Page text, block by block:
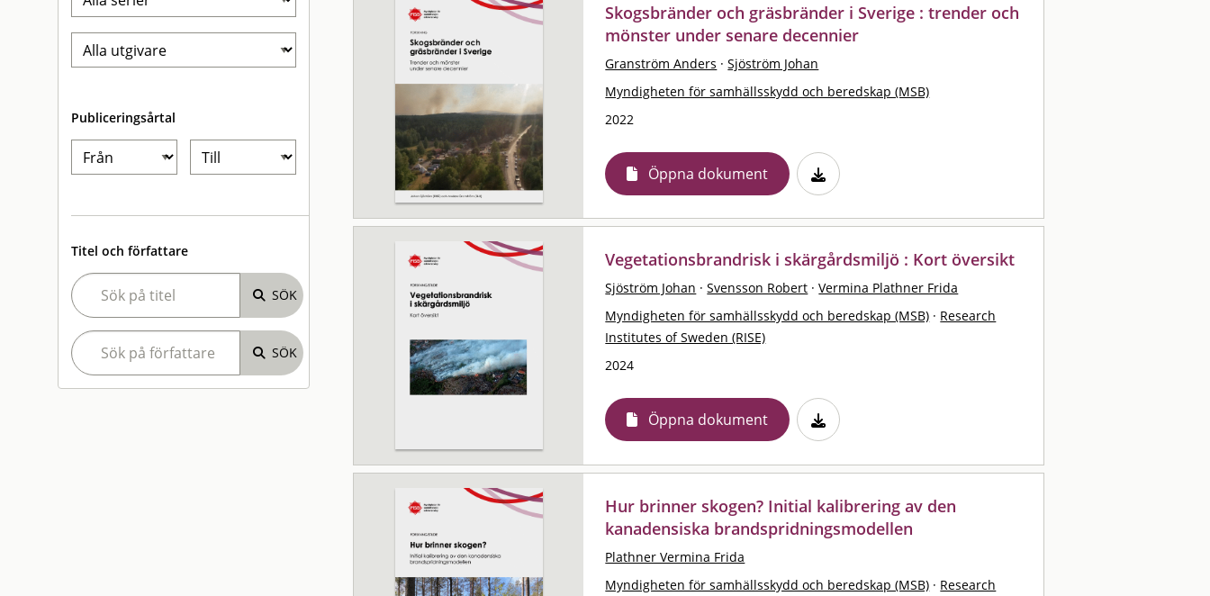
Publiceringsårtal
Titel och författare
Skogsbränder och gräsbränder i Sverige : trender och
mönster under senare decennier
Granström Anders · Sjöström Johan
Myndigheten för samhällsskydd och beredskap (MSB)
2022
Öppna dokument
Vegetationsbrandrisk i skärgårdsmiljö : Kort översikt
Sjöström Johan · Svensson Robert · Vermina Plathner Frida
Myndigheten för samhällsskydd och beredskap (MSB) · Research
Institutes of Sweden (RISE)
2024
Öppna dokument
Hur brinner skogen? Initial kalibrering av den
kanadensiska brandspridningsmodellen
Plathner Vermina Frida
Myndigheten för samhällsskydd och beredskap (MSB) · Research